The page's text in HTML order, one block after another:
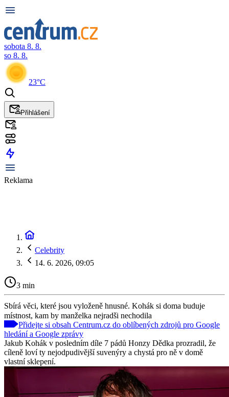
sobota 8. 8.
so 8. 8.
23°C
Přihlášení
Reklama
Celebrity
14. 6. 2026, 09:05
3 min
Sbírá věci, které jsou vyloženě hnusné. Kohák si doma buduje
místnost, kam by manželka nejradši nechodila
Přidejte si obsah Centrum.cz do oblíbených zdrojů pro Google
hledání a Google zprávy
Jakub Kohák v posledním díle 7 pádů Honzy Dědka prozradil, že
cíleně loví ty nejodpudivější suvenýry a chystá pro ně v domě
vlastní sklepení.